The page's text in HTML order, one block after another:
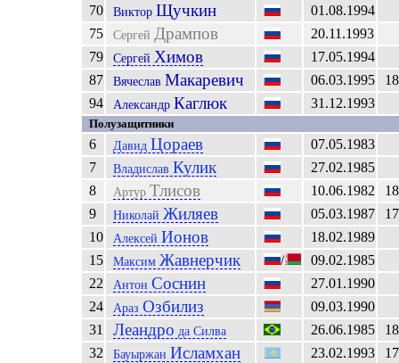
70
Виктор Щучкин
01.08.1994
75
Сергей Дрампов
20.11.1993
79
Сергей Химов
17.05.1994
87
Вячеслав Макаревич 06.03.1995
94
Александр Каглюк 31.12.1993
Полузащитники
6 Давид Цораев
07.05.1983
7
Владислав Кулик
27.02.1985
8
Артур Тлисов 10.06.1982
9
Николай Жиляев 05.03.1987
10
Алексей Ионов
18.02.1989
15
Максим Жавнерчик /
09.02.1985
22
Антон Соснин
27.01.1990
24
Араз Озбилиз
09.03.1990
31
Леандро да Силва 26.06.1985
32
Бауыржан Исламхан 23.02.1993